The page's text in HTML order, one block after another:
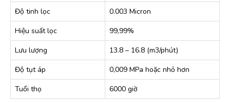
Độ tinh lọc
0.003 Micron
Hiệu suất lọc
99,99%
Lưu lượng
13.8 – 16.8 (m3/phút)
Độ tụt áp
0,009 MPa hoặc nhỏ hơn
Tuổi thọ
6000 giờ